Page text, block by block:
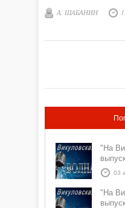
А. ШАБАНИН
"На
03
"На